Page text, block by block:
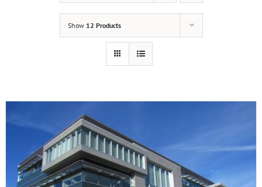
Show 12 Products